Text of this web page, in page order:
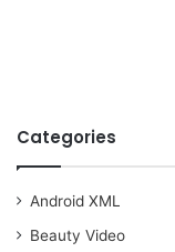
Categories
Android XML
Beauty Video